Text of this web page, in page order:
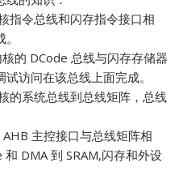
指令总线和闪存指令接口相
的 DCode 总线与闪存存储器
访问在该总线上面完成。
的系统总线到总线矩阵，总线
主控接口与总线矩阵相
DMA 到 SRAM,闪存和外设